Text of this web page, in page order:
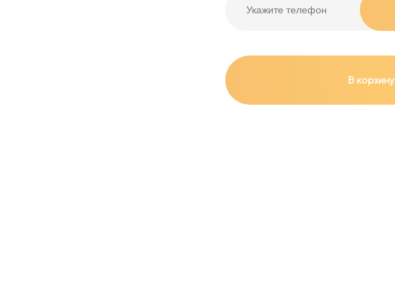
В корзину